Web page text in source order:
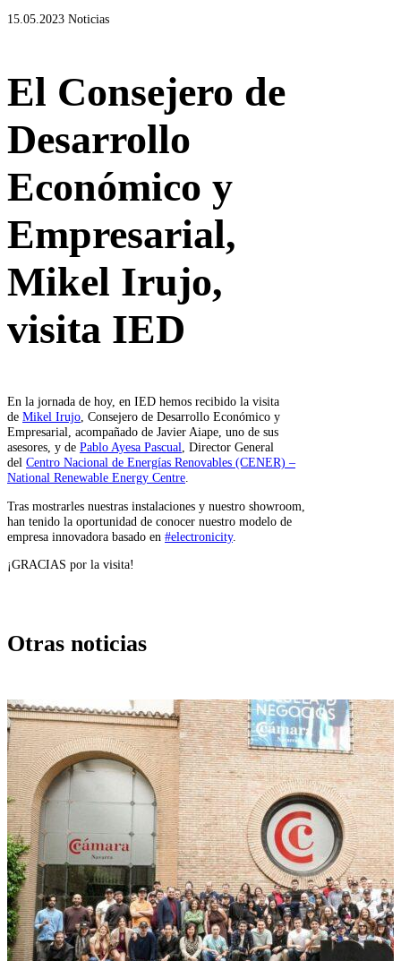
15.05.2023 Noticias
El Consejero de
Desarrollo
Económico y
Empresarial,
Mikel Irujo,
visita IED
En la jornada de hoy, en IED hemos recibido la visita
de Mikel Irujo, Consejero de Desarrollo Económico y
Empresarial, acompañado de Javier Aiape, uno de sus
asesores, y de Pablo Ayesa Pascual, Director General
del Centro Nacional de Energías Renovables (CENER) –
National Renewable Energy Centre.
Tras mostrarles nuestras instalaciones y nuestro showroom,
han tenido la oportunidad de conocer nuestro modelo de
empresa innovadora basado en #electronicity.
¡GRACIAS por la visita!
Otras noticias